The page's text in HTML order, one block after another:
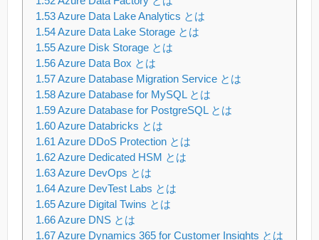
1.53Azure Data Lake Analytics とは
1.54Azure Data Lake Storage とは
1.55Azure Disk Storage とは
1.56Azure Data Box とは
1.57Azure Database Migration Service とは
1.58Azure Database for MySQL とは
1.59Azure Database for PostgreSQL とは
1.60Azure Databricks とは
1.61 Azure DDoS Protection とは
1.62Azure Dedicated HSM とは
1.63Azure DevOps とは
1.64Azure DevTest Labs とは
1.65Azure Digital Twins とは
1.66Azure DNS とは
1.67Azure Dynamics 365 for Customer Insights とは